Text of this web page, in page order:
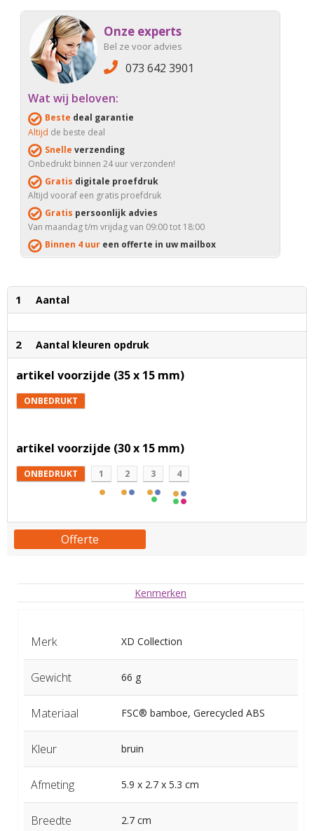
Onze experts
Bel ze voor advies
073 642 3901
Wat wij beloven:
Beste deal garantie
Altijd de beste deal
Snelle verzending
Onbedrukt binnen 24 uur verzonden!
Gratis digitale proefdruk
Altijd vooraf een gratis proefdruk
Gratis persoonlijk advies
Van maandag t/m vrijdag van 09:00 tot 18:00
Binnen 4 uur een offerte in uw mailbox
1 Aantal
2 Aantal kleuren opdruk
artikel voorzijde (35 x 15 mm)
ONBEDRUKT
artikel voorzijde (30 x 15 mm)
ONBEDRUKT 1 2 3 4
Offerte
Kenmerken
Merk XD Collection
Gewicht 66 g
Materiaal FSC® bamboe, Gerecycled ABS
Kleur bruin
Afmeting 5.9 x 2.7 x 5.3 cm
Breedte 2.7 cm